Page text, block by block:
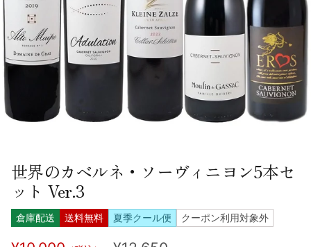
世界のカベルネ・ソーヴィニヨン5本セ
ット Ver.3
倉庫配送 送料無料 夏季クール便 クーポン利用対象外